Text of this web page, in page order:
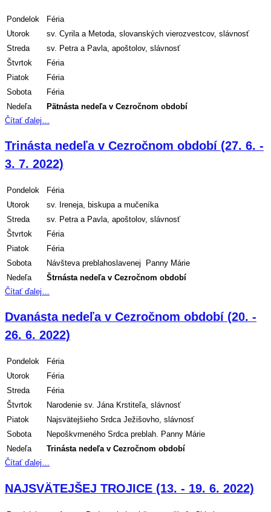
Pondelok
Féria
Utorok
sv. Cyrila a Metoda, slovanských vierozvestcov, slávnosť
Streda
sv. Petra a Pavla, apoštolov, slávnosť
Štvrtok
Féria
Piatok
Féria
Sobota
Féria
Nedeľa
Pätnásta nedeľa v Cezročnom období
Čítať ďalej…
Trinásta nedeľa v Cezročnom období (27. 6. -
3. 7. 2022)
Pondelok
Féria
Utorok
sv. Ireneja, biskupa a mučeníka
Streda
sv. Petra a Pavla, apoštolov, slávnosť
Štvrtok
Féria
Piatok
Féria
Sobota
Návšteva preblahoslavenej Panny Márie
Nedeľa
Štrnástanedeľa v Cezročnom období
Čítať ďalej…
Dvanásta nedeľa v Cezročnom období (20. -
26. 6. 2022)
Pondelok
Féria
Utorok
Féria
Streda
Féria
Štvrtok
Narodenie sv. Jána Krstiteľa, slávnosť
Piatok
Najsvätejšieho Srdca Ježišovho, slávnosť
Sobota
Nepoškvrneného Srdca preblah. Panny Márie
Nedeľa
Trinásta nedeľa v Cezročnom období
Čítať ďalej…
NAJSVÄTEJŠEJ TROJICE (13. - 19. 6. 2022)